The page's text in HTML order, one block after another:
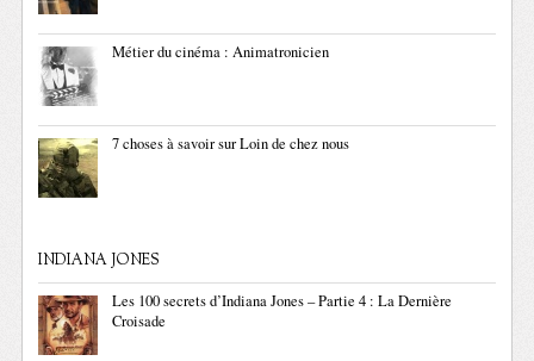
Métier du cinéma : Animatronicien
7 choses à savoir sur Loin de chez nous
INDIANA JONES
Les 100 secrets d’Indiana Jones – Partie 4 : La Dernière
Croisade